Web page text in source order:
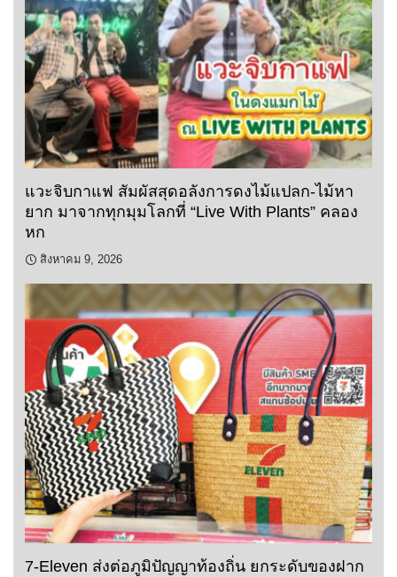
แวะจิบกาแฟ สัมผัสสุดอลังการดงไม้แปลก-ไม้หา
ยาก มาจากทุกมุมโลกที่ “Live With Plants” คลอง
หก
สิงหาคม 9, 2026
7-Eleven ส่งต่อภูมิปัญญาท้องถิ่น ยกระดับของฝาก